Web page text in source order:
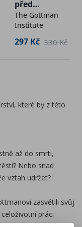
– hádají se
co zrovna
či honosné
spojení s tím
který vám
Díky němu
před
manželství
m nebo
společným
The Gottman
Institute
297 Kč 330 Kč
které by z této
až do smrti,
Nebo snad
vztah udržet?
zasvětili svůj
práci